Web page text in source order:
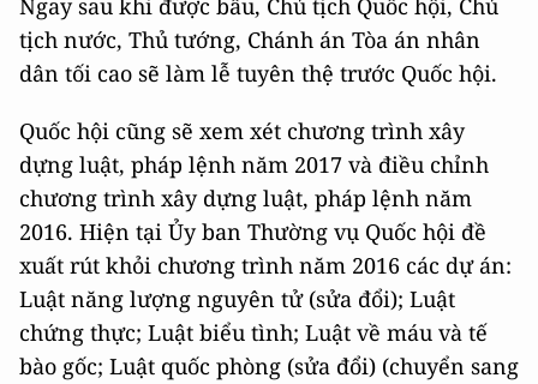
Ngay sau khi được bầu, Chủ tịch Quốc hội, Chủ
tịch nước, Thủ tướng, Chánh án Tòa án nhân
dân tối cao sẽ làm lễ tuyên thệ trước Quốc hội.
Quốc hội cũng sẽ xem xét chương trình xây
dựng luật, pháp lệnh năm 2017 và điều chỉnh
chương trình xây dựng luật, pháp lệnh năm
2016. Hiện tại Ủy ban Thường vụ Quốc hội đề
xuất rút khỏi chương trình năm 2016 các dự án:
Luật năng lượng nguyên tử (sửa đổi); Luật
chứng thực; Luật biểu tình; Luật về máu và tế
bào gốc; Luật quốc phòng (sửa đổi) (chuyển sang